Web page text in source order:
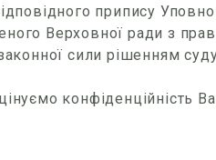
припису
Верховної ради з
сили рішенням
конфіденційність